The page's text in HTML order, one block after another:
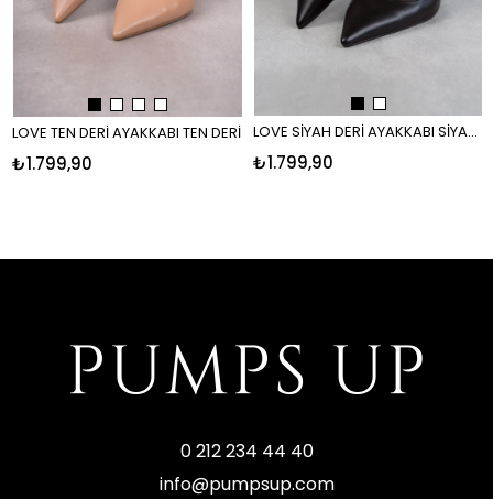
LOVE TEN DERİ AYAKKABI TEN DERİ
₺1.799,90
LOVE SİYAH DERİ AYAKKABI SİYAH DERİ
₺1.799,90
0 212 234 44 40
info@pumpsup.com